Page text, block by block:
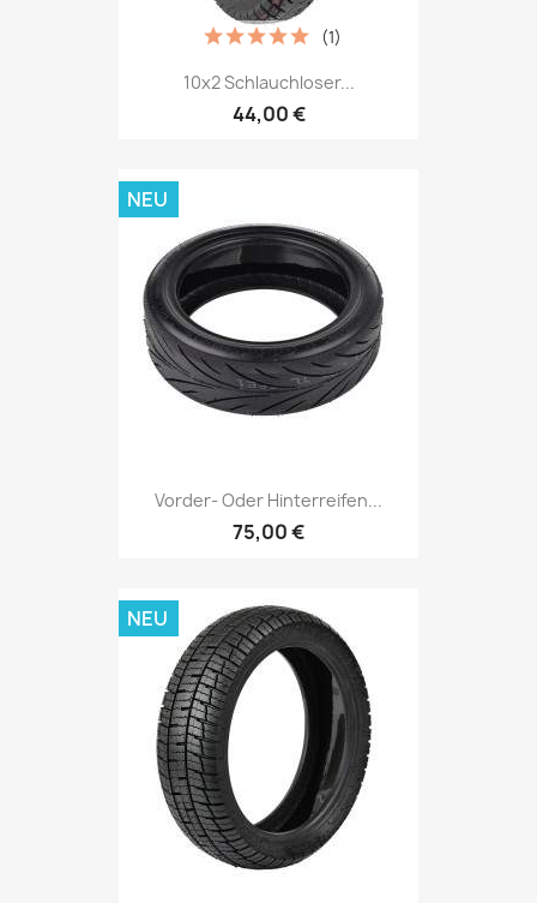
10x2 Schlauchloser...
44,00 €
(1)
Vorder- Oder Hinterreifen...
75,00 €
NEU
NEU